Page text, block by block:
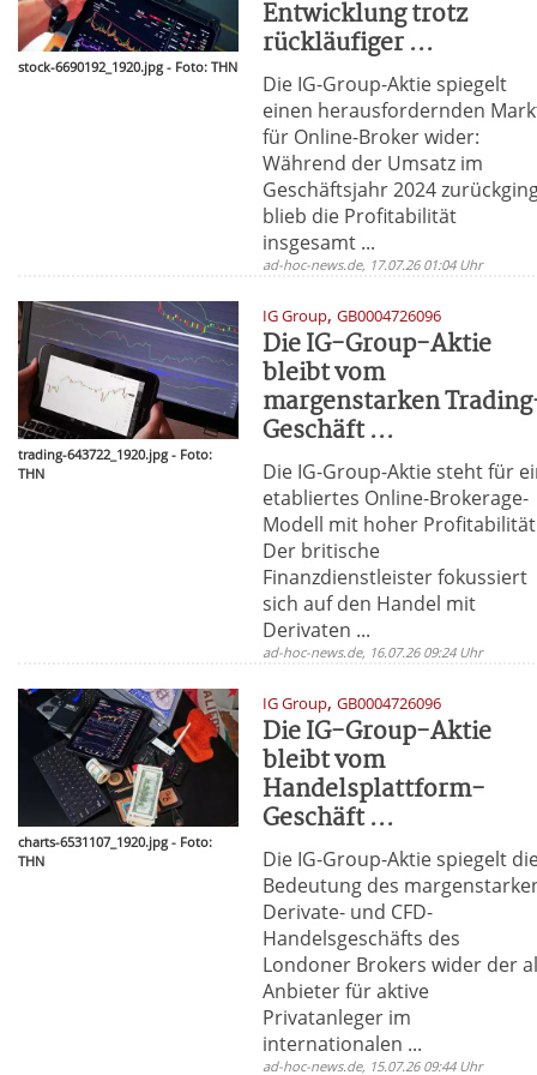
stock-6690192_1920.jpg - Foto: THN
Entwicklung trotz
rückläufiger ...
Die IG-Group-Aktie spiegelt
einen herausfordernden
für Online-Broker wider:
Während der Umsatz im
Geschäftsjahr 2024
blieb die Profitabilität
insgesamt ...
ad-hoc-news.de, 17.07.26 01:04 Uhr
trading-643722_1920.jpg - Foto:
THN
IG Group,GB0004726096
Die IG-Group-Aktie
bleibt vom
margenstarken
Geschäft ...
Die IG-Group-Aktie steht für
etabliertes Online-Brokerage-
Modell mit hoher
Der britische
Finanzdienstleister fokussiert
sich auf den Handel mit
Derivaten ...
ad-hoc-news.de, 16.07.26 09:24 Uhr
charts-6531107_1920.jpg - Foto:
THN
IG Group,GB0004726096
Die IG-Group-Aktie
bleibt vom
Handelsplattform-
Geschäft ...
Die IG-Group-Aktie spiegelt
Bedeutung des
Derivate- und CFD-
Handelsgeschäfts des
Londoner Brokers wider der
Anbieter für aktive
Privatanleger im
internationalen ...
ad-hoc-news.de, 15.07.26 09:44 Uhr